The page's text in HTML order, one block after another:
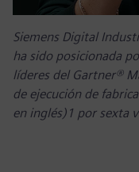
Siemens Digital
ha sido posicionada
líderes del Gartner®
de ejecución de
en inglés)1 por sexta